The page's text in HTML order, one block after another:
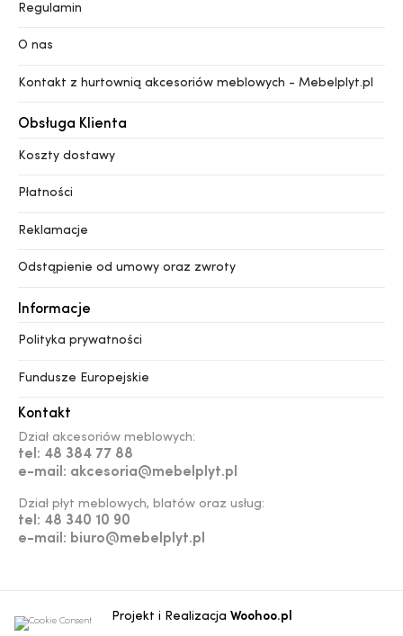
Regulamin
O nas
Kontakt z hurtownią akcesoriów meblowych - Mebelplyt.pl
Obsługa Klienta
Koszty dostawy
Płatności
Reklamacje
Odstąpienie od umowy oraz zwroty
Informacje
Polityka prywatności
Fundusze Europejskie
Kontakt
Dział akcesoriów meblowych:
tel: 48 384 77 88
e-mail: akcesoria@mebelplyt.pl
Dział płyt meblowych, blatów oraz usług:
tel: 48 340 10 90
e-mail: biuro@mebelplyt.pl
Projekt i Realizacja Woohoo.pl